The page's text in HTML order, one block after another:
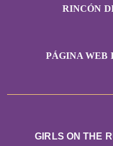
RINCÓN
PÁGINA WEB
GIRLS ON THE